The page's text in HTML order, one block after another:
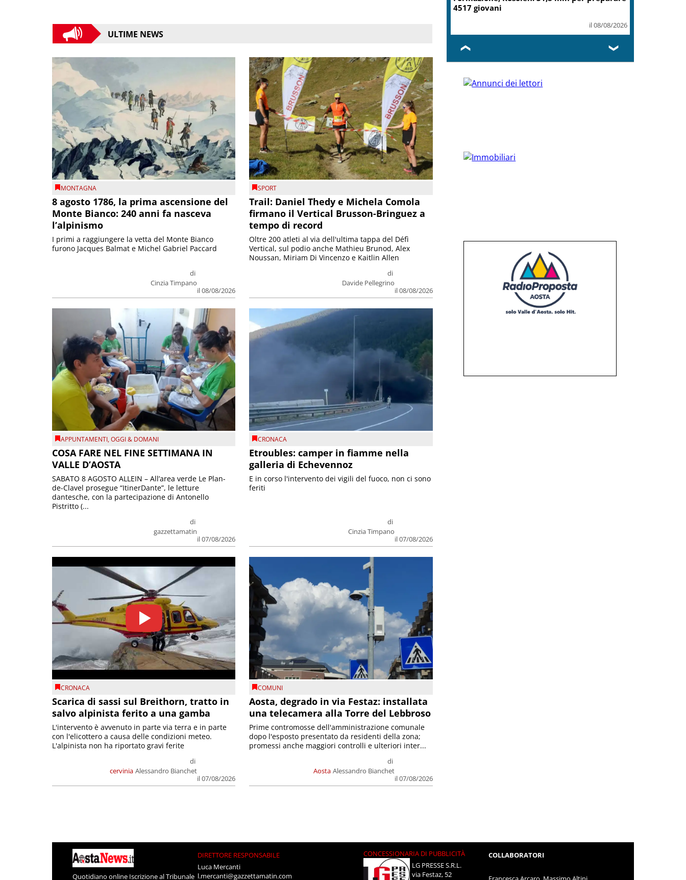
ULTIME NEWS
MONTAGNA
8 agosto 1786, la prima ascensione del
Monte Bianco: 240 anni fa nasceva
l’alpinismo
di
Cinzia Timpano
il 08/08/2026
I primi a raggiungere la vetta del Monte Bianco
furono Jacques Balmat e Michel Gabriel Paccard
SPORT
Trail: Daniel Thedy e Michela Comola
firmano il Vertical Brusson-Bringuez a
tempo di record
di
Davide Pellegrino
il 08/08/2026
Oltre 200 atleti al via dell'ultima tappa del Défì
Vertical, sul podio anche Mathieu Brunod, Alex
Noussan, Miriam Di Vincenzo e Kaitlin Allen
APPUNTAMENTI,OGGI & DOMANI
COSA FARE NEL FINE SETTIMANA IN
VALLE D’AOSTA
di
gazzettamatin
il 07/08/2026
SABATO 8 AGOSTO ALLEIN – All’area verde Le Plan-
de-Clavel prosegue “ItinerDante”, le letture
dantesche, con la partecipazione di Antonello
Pistritto (...
CRONACA
Etroubles: camper in fiamme nella
galleria di Echevennoz
di
Cinzia Timpano
il 07/08/2026
E in corso l'intervento dei vigili del fuoco, non ci sono
feriti
CRONACA
Scarica di sassi sul Breithorn, tratto in
salvo alpinista ferito a una gamba
cervinia
di
Alessandro Bianchet
il 07/08/2026
L'intervento è avvenuto in parte via terra e in parte
con l'elicottero a causa delle condizioni meteo.
L'alpinista non ha riportato gravi ferite
COMUNI
Aosta, degrado in via Festaz: installata
una telecamera alla Torre del Lebbroso
Aosta
di
Alessandro Bianchet
il 07/08/2026
Prime contromosse dell'amministrazione comunale
dopo l'esposto presentato da residenti della zona;
promessi anche maggiori controlli e ulteriori inter...
4517 giovani
il 08/08/2026
❮ ❯
Quotidiano online Iscrizione al Tribunale
DIRETTORE RESPONSABILE
Luca Mercanti
l.mercanti@gazzettamatin.com
CONCESSIONARIA DI PUBBLICITÀ
LG PRESSE S.R.L.
via Festaz, 52
COLLABORATORI